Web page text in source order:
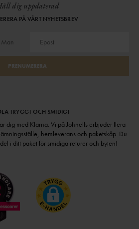
dig uppdaterad
PÅ VÅRT NYHETSBREV
Man
PRENUMERERA
TRYGGT OCH SMIDIGT
dig med Klarna. Vi på Johnells erbjuder flera
hemleverans och paketskåp. Du
i ditt paket för smidiga returer och byten!